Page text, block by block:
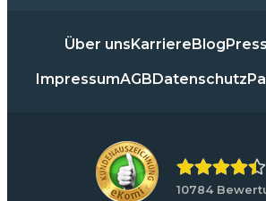
Über unsKarriereBlog
ImpressumAGBDatenschutz
10784